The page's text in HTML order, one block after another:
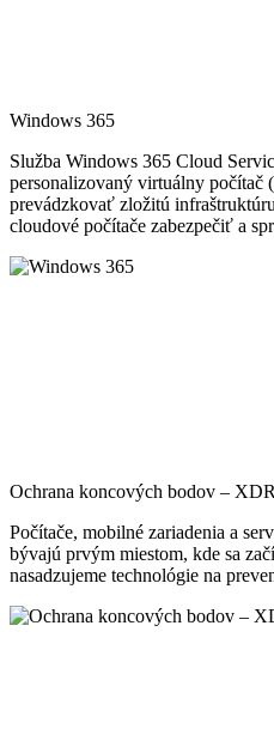
Windows 365
Služba Windows 365 Cloud
personalizovaný virtuálny počítač
prevádzkovať zložitú
cloudové počítače zabezpečiť a
Ochrana koncových bodov – XDR
Počítače, mobilné zariadenia a
bývajú prvým miestom, kde sa
nasadzujeme technológie na